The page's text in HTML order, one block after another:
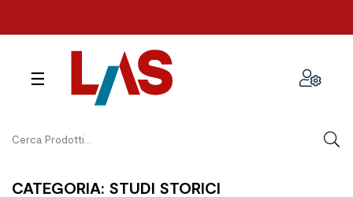
navigazione
☰
CATEGORIA: STUDI STORICI